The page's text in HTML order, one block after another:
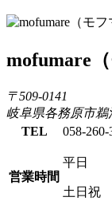
mofumare
〒509-0141
岐阜県各務原市鵜
TEL
058-260-
営業時間
平日
土日祝